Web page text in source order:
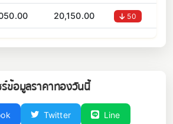
20,150.00 50
ร์ข้อมูลราคาทองวันนี้
Twitter Line